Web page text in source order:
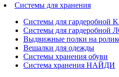
Системы для хранения
Системы для гардеробной
Системы для гардеробной
Выдвижные полки на
Вешалки для одежды
Системы хранения обуви
Система хранения НАЙДИ